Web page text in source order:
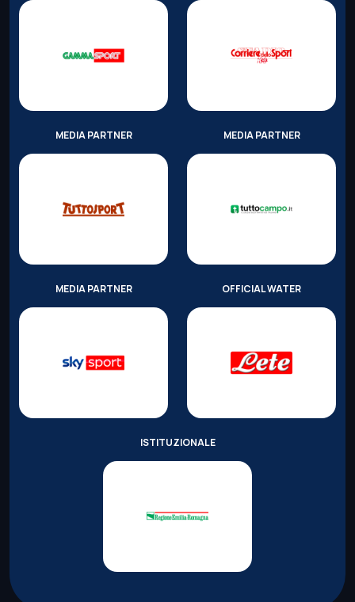
MEDIA PARTNER MEDIA PARTNER
MEDIA PARTNER OFFICIAL WATER
ISTITUZIONALE